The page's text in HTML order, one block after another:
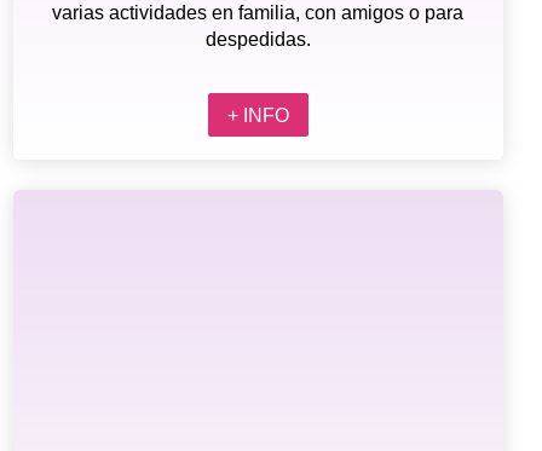
varias actividades en familia, con amigos o para
despedidas.
+ INFO